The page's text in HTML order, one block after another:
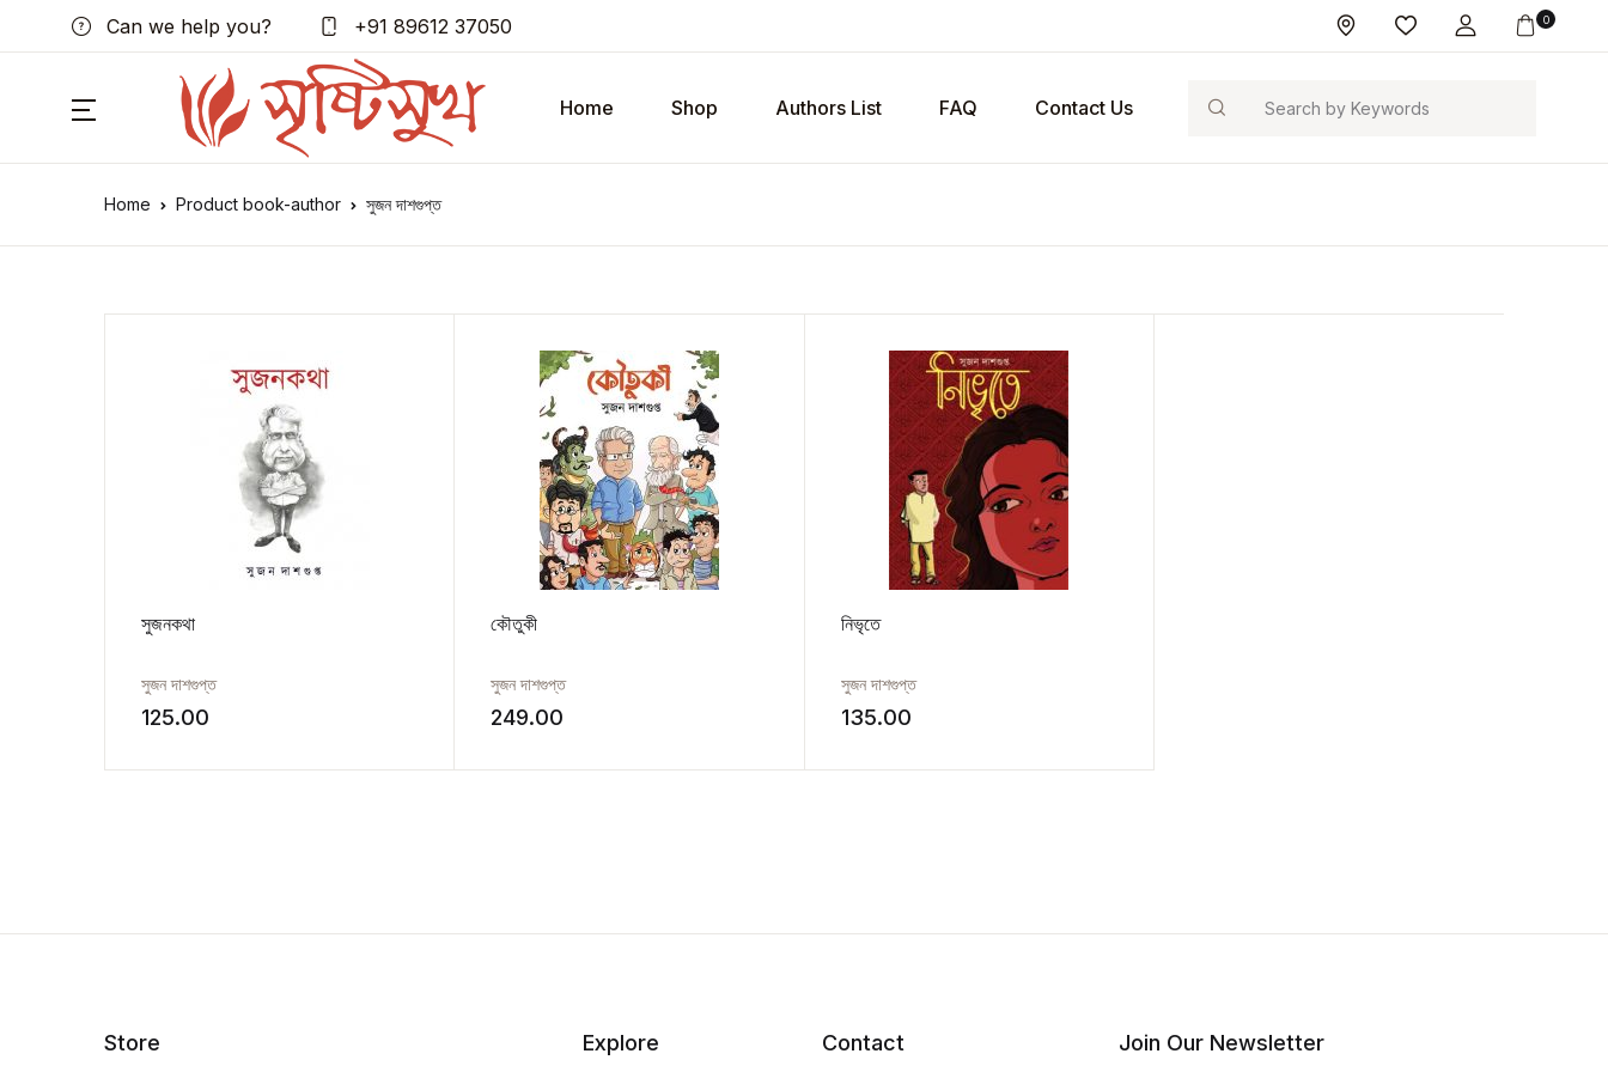
Can we help you? +91 89612 37050 0
Home Shop Authors List FAQ Contact Us Search
Home Product book-author সুজন দাশগুপ্ত
সুজনকথা
সুজন দাশগুপ্ত
125.00
কৌতুকী
সুজন দাশগুপ্ত
249.00
নিভৃতে
সুজন দাশগুপ্ত
135.00
Store Explore Contact Join Our Newsletter